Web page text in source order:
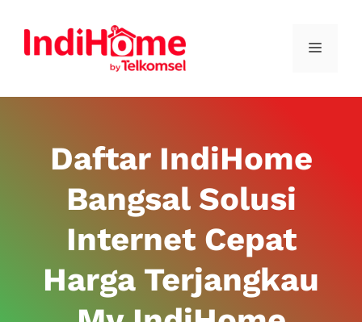
Daftar IndiHome
Bangsal Solusi
Internet Cepat
Harga Terjangkau